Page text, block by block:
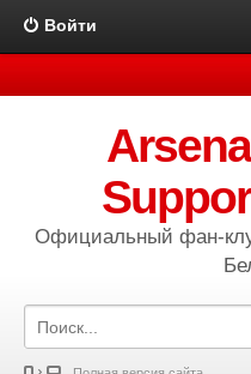
Войти
Официальный фан-